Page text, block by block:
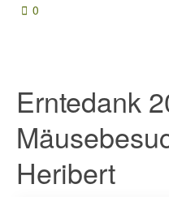
0
Erntedank
Heribert